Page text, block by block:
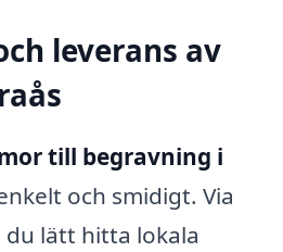
leverans av
till begravning i
och smidigt. Via
lätt hitta lokala